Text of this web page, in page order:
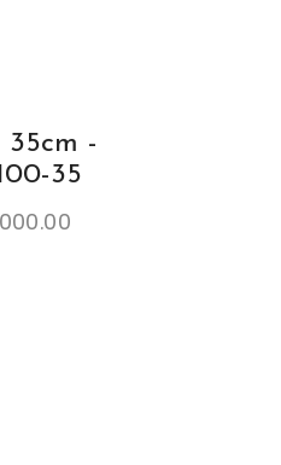
35cm -
35